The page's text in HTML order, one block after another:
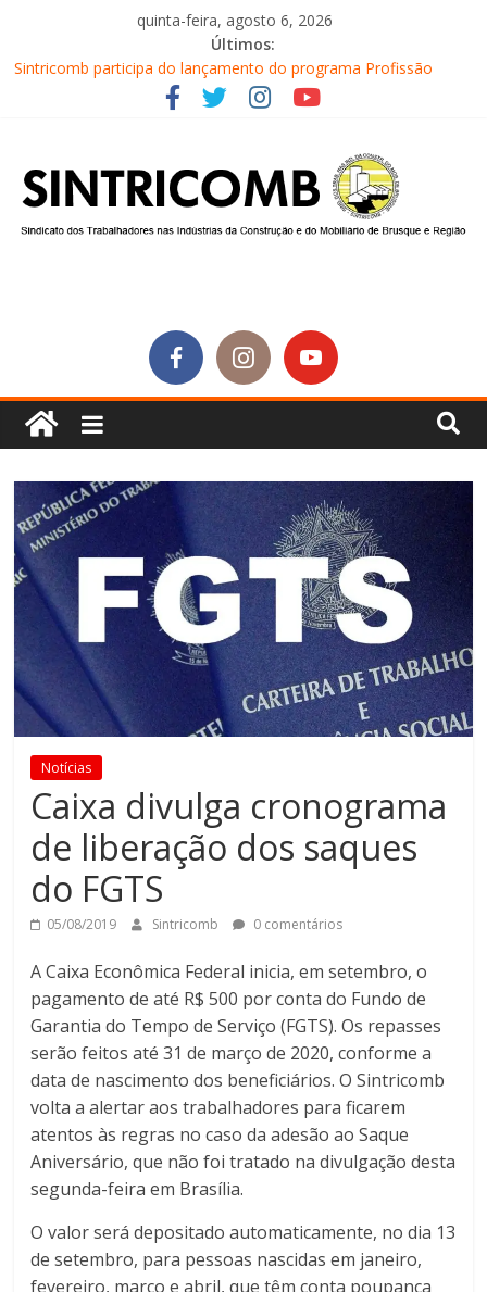
quinta-feira, agosto 6, 2026
Últimos:
Sintricomb participa do lançamento do programa Profissão
Construir em Brusque
Equipe do SINTRICOMB realiza mais uma edição do Café na
Conselho Fiscal do SINTRICOMB realiza avaliação das contas do
sindicato
Diretores do SINTRICOMB são eleitos para a direção da Nova
Central Sindical de SC
Notícias
Caixa divulga cronograma
de liberação dos saques
do FGTS
05/08/2019 Sintricomb 0 comentários
A Caixa Econômica Federal inicia, em setembro, o
pagamento de até R$ 500 por conta do Fundo de
Garantia do Tempo de Serviço (FGTS). Os repasses
serão feitos até 31 de março de 2020, conforme a
data de nascimento dos beneficiários. O Sintricomb
volta a alertar aos trabalhadores para ficarem
atentos às regras no caso da adesão ao Saque
Aniversário, que não foi tratado na divulgação desta
segunda-feira em Brasília.
O valor será depositado automaticamente, no dia 13
de setembro, para pessoas nascidas em janeiro,
fevereiro, março e abril, que têm conta poupança